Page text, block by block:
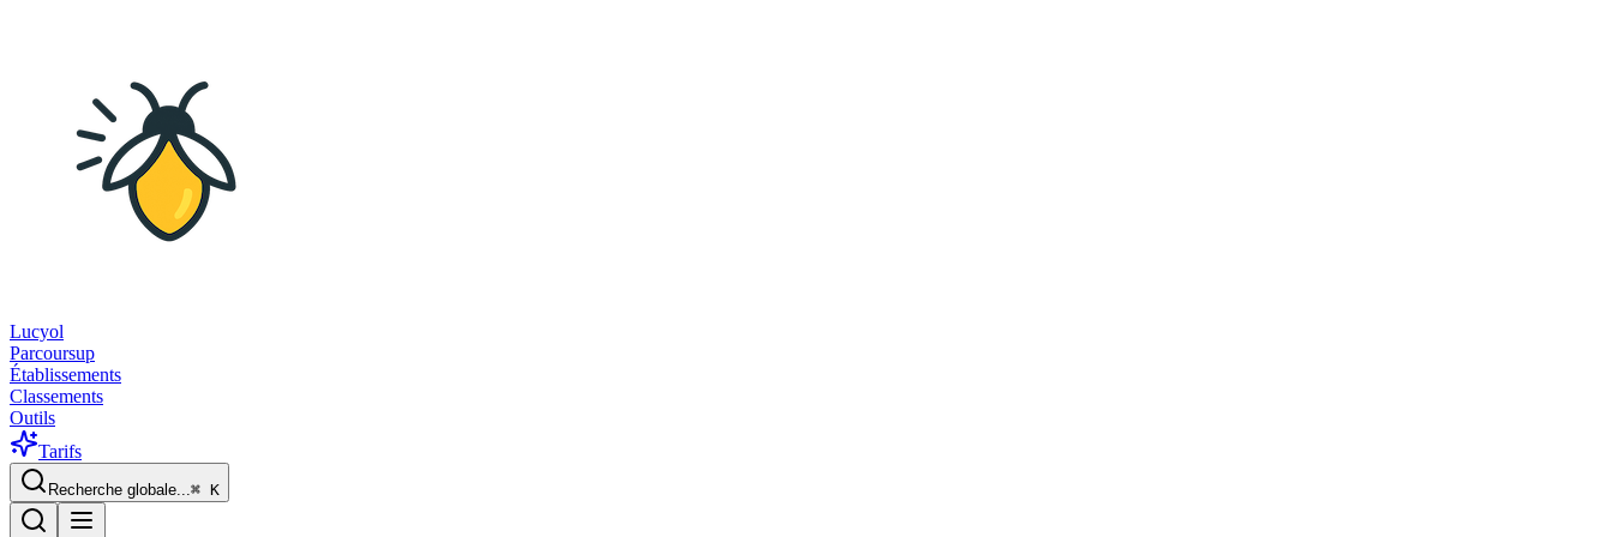
Lucyol
Parcoursup
Établissements
Classements
Outils
Tarifs
Recherche globale...⌘ K